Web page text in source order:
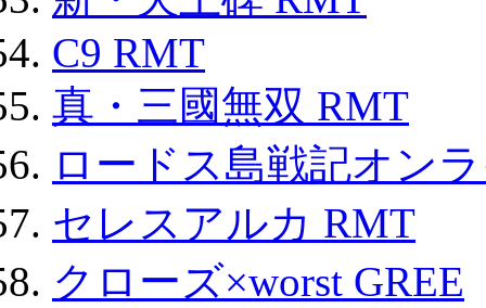
C9 RMT
真・三國無双 RMT
ロードス島戦記オン
セレスアルカ RMT
クローズ×worst GREE